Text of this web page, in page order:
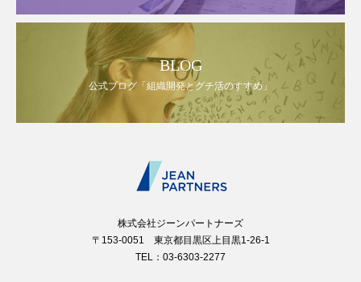
BLOG
公式ブログ「組織開発とグチ活のすすめ」
株式会社ジーンパートナーズ
〒153-0051 東京都目黒区上目黒1-26-1
TEL：03-6303-2277